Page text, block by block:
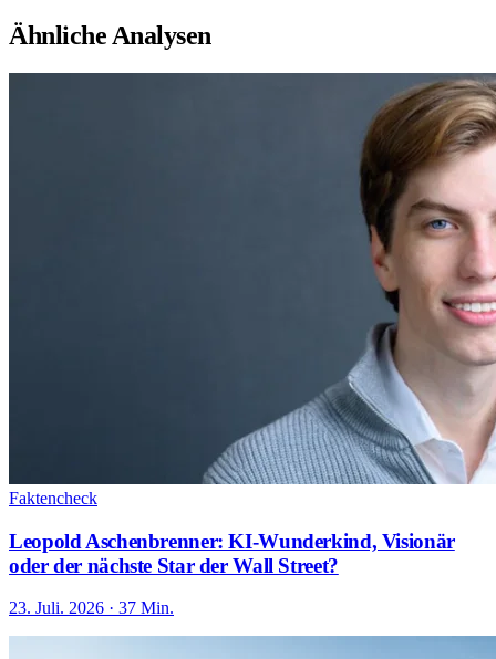
Ähnliche Analysen
Faktencheck
Leopold Aschenbrenner: KI-Wunderkind, Visionär
oder der nächste Star der Wall Street?
23. Juli. 2026 · 37 Min.